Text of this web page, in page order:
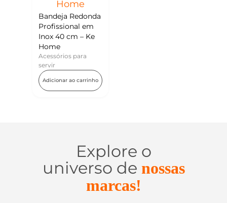
Bandeja Redonda
Profissional em
Inox 40 cm – Ke
Home
Acessórios para
servir
Adicionar ao carrinho
Explore o
universo de nossas
marcas!